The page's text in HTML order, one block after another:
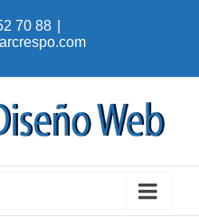
70 88